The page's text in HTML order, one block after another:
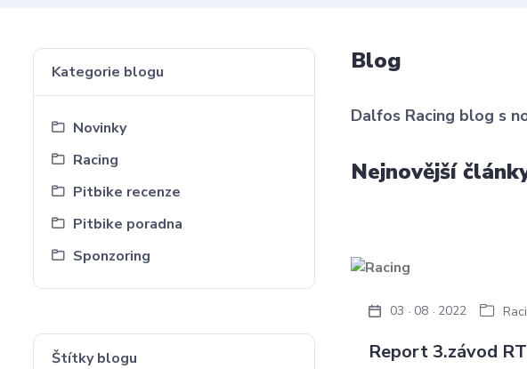
Kategorie blogu
Novinky
Racing
Pitbike recenze
Pitbike poradna
Sponzoring
Štítky blogu
Blog
Dalfos Racing blog s
Nejnovější
Report 3.závod
03 08 2022